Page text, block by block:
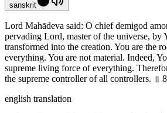
sanskrit
Lord Mahādeva said: O chief demigod
pervading Lord, master of the universe, by
transformed into the creation. You are the
everything. You are not material. Indeed,
supreme living force of everything.
the supreme controller of all controllers. ॥
english translation